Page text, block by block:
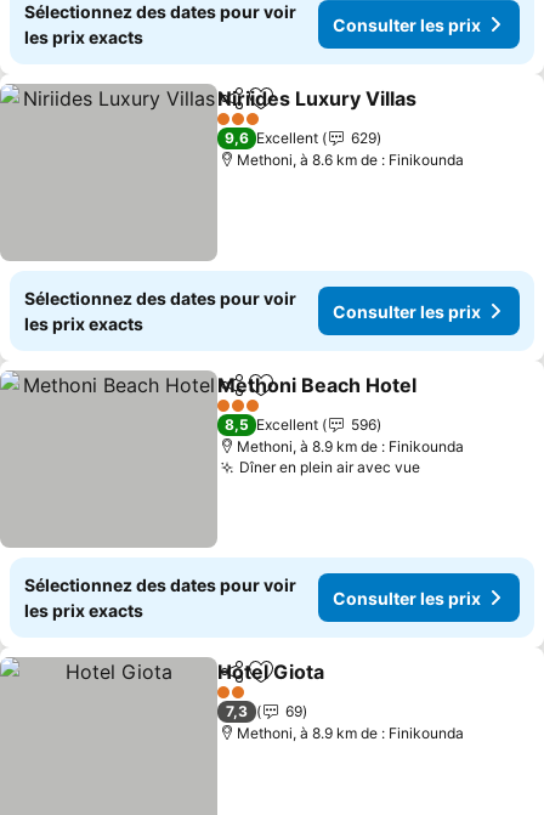
Sélectionnez des dates pour voir
les prix exacts
Consulter les prix
PartagerAjouter à mes favoris
Niriides Luxury Villas
3 Étoiles
9,6 Excellent
629
Methoni, à 8.6 km de : Finikounda
Sélectionnez des dates pour voir
les prix exacts
Consulter les prix
PartagerAjouter à mes favoris
Methoni Beach Hotel
3 Étoiles
8,5 Excellent
596
Methoni, à 8.9 km de : Finikounda
Dîner en plein air avec vueConsulter
Sélectionnez des dates pour voir
les prix exacts
Consulter les prix
PartagerAjouter à mes favoris
Hotel Giota
2 Étoiles
7,3
69
Methoni, à 8.9 km de : Finikounda